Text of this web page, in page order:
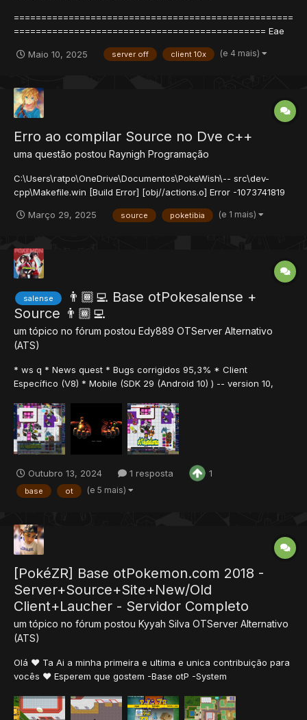
===================================================
============================================== Eae
rapaziada, eu vou postar uma atualização do sistema original
feito pelo Movie [Post Original], com algumas adições e
===================================================
=...
Maio 10, 2025 server off client 10x (e 4 mais)
Erro ao compilar Source no Dve c++
uma questão postou Raynigh Programação
C:\Users\ratpo\OneDrive\Documentos\PokeWish\-- src\dev-
cpp\Makefile.win [Build Error] [obj//actions.o] Error -1073741819
como corrigir esse erro? Tem um programa melhor para que eu
Março 29, 2025 source poketibia (e 1 mais)
salense
👨🏾‍💻 Base otPokesalense +
Source 👨🏾‍💻
um tópico no fórum postou Edy889 OTServer Alternativo
(ATS)
* ws q * News quest * Bugs corrigidos 95,3% * Client
Específico (V8) * Mobile (SDK 29 (Android 10) ) -- version 10,
doação Pix (Token PicPay) -- deve ser trocado pelo seu token -
-- * Site 98,9% atualizado (Troque,...
Outubro 13, 2024 1 resposta 1
base ot (e 5 mais)
[PokéZR] Base otPokemon.com 2018 -
Server+Source+Site+New/Old
Client+Laucher - Servidor Completo
um tópico no fórum postou Kyyah Silva OTServer Alternativo
(ATS)
Olá ❤️ Ta Ai a minha primeira e ultima e unica contribuição para
vocês ❤️ Esperem que gostem -Base otP -System
Adicionado -Novos Pokemons -5Gen 60% Completa -Nova
Saffron 2018 (ATUAL DO OTP) -Nova Battle C...